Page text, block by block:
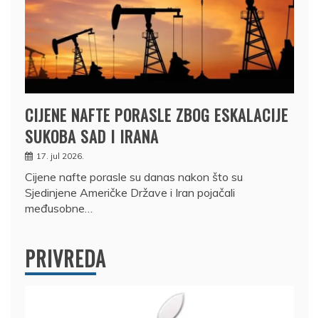
CIJENE NAFTE PORASLE ZBOG ESKALACIJE
SUKOBA SAD I IRANA
17. jul 2026.
Cijene nafte porasle su danas nakon što su
Sjedinjene Američke Države i Iran pojačali
međusobne…
PRIVREDA